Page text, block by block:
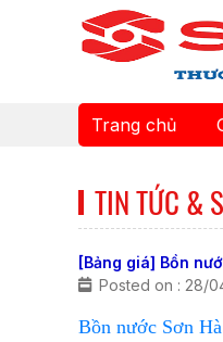
Trang chủ
TIN TỨC &
[Bảng giá] Bồn
Posted on : 28/
Bồn nước Sơn Hà